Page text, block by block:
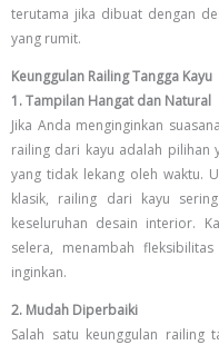
terutama jika dibuat dengan
yang rumit.
Keunggulan Railing Tangga Kayu
1. Tampilan Hangat dan Natural
Jika Anda menginginkan
railing dari kayu adalah pilihan
yang tidak lekang oleh waktu.
klasik, railing dari kayu
keseluruhan desain interior.
selera, menambah
inginkan.
2. Mudah Diperbaiki
Salah satu keunggulan railing